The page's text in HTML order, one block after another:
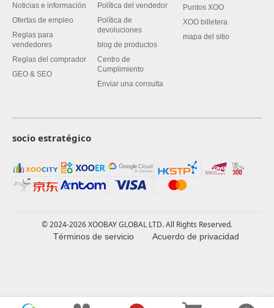
Noticias e información
Ofertas de empleo
Reglas para
vendedores
Reglas del comprador
GEO & SEO
Política del vendedor
Política de
devoluciones
blog de productos
Centro de
Cumplimiento
Enviar una consulta
Puntos XOO
XOO billetera
mapa del sitio
socio estratégico
© 2024-2026 XOOBAY GLOBAL LTD. All Rights Reserved.
Términos de servicio Acuerdo de privacidad